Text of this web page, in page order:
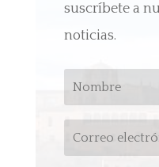
suscríbete a
noticias.